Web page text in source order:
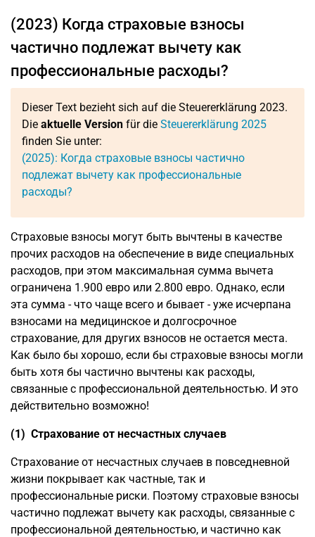
(2023) Когда страховые взносы
частично подлежат вычету как
профессиональные расходы?
Dieser Text bezieht sich auf die Steuererklärung 2023.
Die aktuelle Version für die Steuererklärung 2025
finden Sie unter:
(2025): Когда страховые взносы частично
подлежат вычету как профессиональные
расходы?
Страховые взносы могут быть вычтены в качестве
прочих расходов на обеспечение в виде специальных
расходов, при этом максимальная сумма вычета
ограничена 1.900 евро или 2.800 евро. Однако, если
эта сумма - что чаще всего и бывает - уже исчерпана
взносами на медицинское и долгосрочное
страхование, для других взносов не остается места.
Как было бы хорошо, если бы страховые взносы могли
быть хотя бы частично вычтены как расходы,
связанные с профессиональной деятельностью. И это
действительно возможно!
(1) Страхование от несчастных случаев
Страхование от несчастных случаев в повседневной
жизни покрывает как частные, так и
профессиональные риски. Поэтому страховые взносы
частично подлежат вычету как расходы, связанные с
профессиональной деятельностью, и частично как